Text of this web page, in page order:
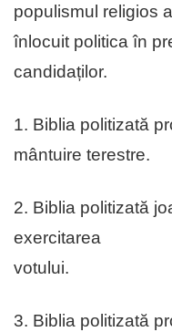
populismul religios
înlocuit politica în
candidaților.
1. Biblia politizată
mântuire terestre.
2. Biblia politizată
exercitarea
votului.
3. Biblia politizată